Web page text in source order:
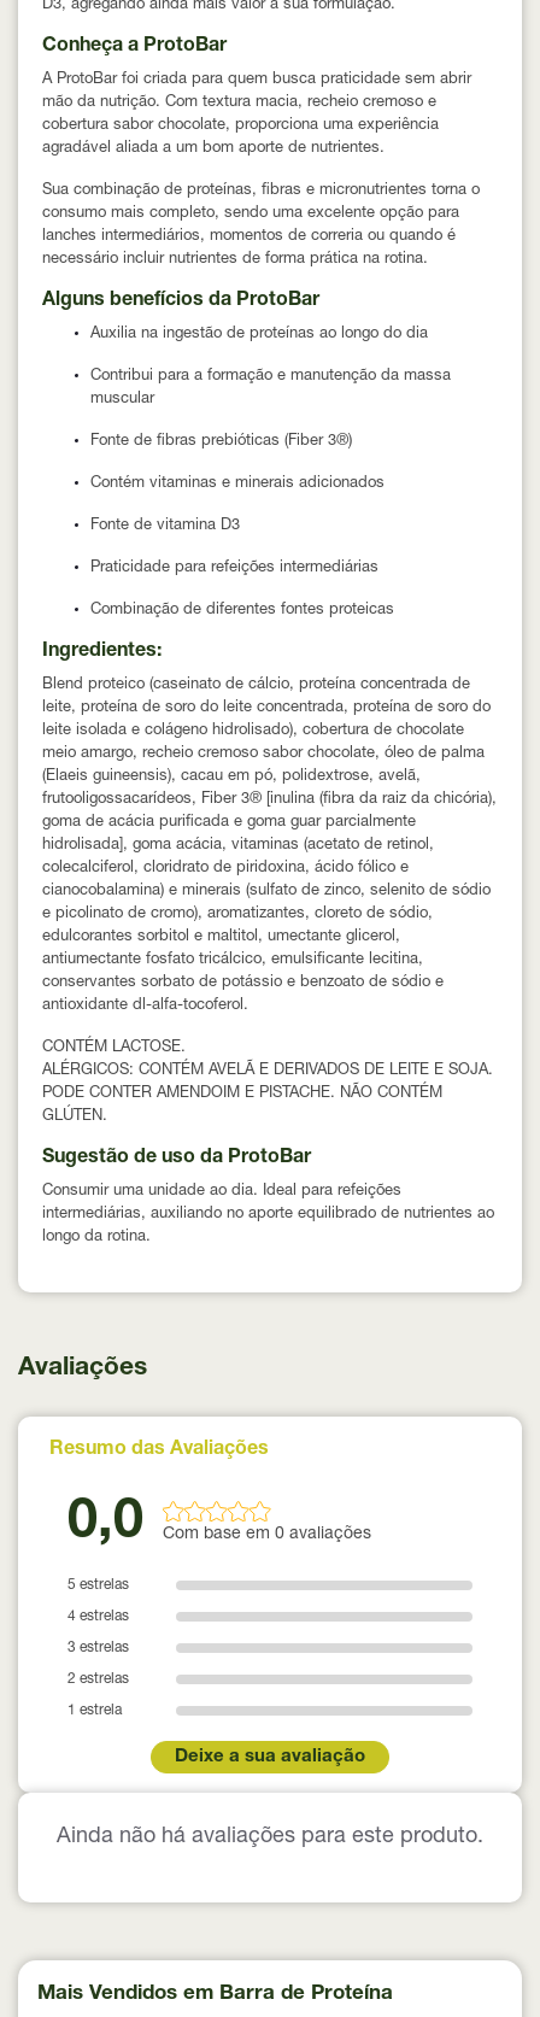
D3, agregando ainda mais valor à sua formulação.
Conheça a ProtoBar
A ProtoBar foi criada para quem busca praticidade sem abrir
mão da nutrição. Com textura macia, recheio cremoso e
cobertura sabor chocolate, proporciona uma experiência
agradável aliada a um bom aporte de nutrientes.
Sua combinação de proteínas, fibras e micronutrientes torna o
consumo mais completo, sendo uma excelente opção para
lanches intermediários, momentos de correria ou quando é
necessário incluir nutrientes de forma prática na rotina.
Alguns benefícios da ProtoBar
Auxilia na ingestão de proteínas ao longo do dia
Contribui para a formação e manutenção da massa
muscular
Fonte de fibras prebióticas (Fiber 3®)
Contém vitaminas e minerais adicionados
Fonte de vitamina D3
Praticidade para refeições intermediárias
Combinação de diferentes fontes proteicas
Ingredientes:
Blend proteico (caseinato de cálcio, proteína concentrada de
leite, proteína de soro do leite concentrada, proteína de soro do
leite isolada e colágeno hidrolisado), cobertura de chocolate
meio amargo, recheio cremoso sabor chocolate, óleo de palma
(Elaeis guineensis), cacau em pó, polidextrose, avelã,
frutooligossacarídeos, Fiber 3® [inulina (fibra da raiz da chicória),
goma de acácia purificada e goma guar parcialmente
hidrolisada], goma acácia, vitaminas (acetato de retinol,
colecalciferol, cloridrato de piridoxina, ácido fólico e
cianocobalamina) e minerais (sulfato de zinco, selenito de sódio
e picolinato de cromo), aromatizantes, cloreto de sódio,
edulcorantes sorbitol e maltitol, umectante glicerol,
antiumectante fosfato tricálcico, emulsificante lecitina,
conservantes sorbato de potássio e benzoato de sódio e
antioxidante dl-alfa-tocoferol.
CONTÉM LACTOSE.
ALÉRGICOS: CONTÉM AVELÃ E DERIVADOS DE LEITE E SOJA.
PODE CONTER AMENDOIM E PISTACHE. NÃO CONTÉM
GLÚTEN.
Sugestão de uso da ProtoBar
Consumir uma unidade ao dia. Ideal para refeições
intermediárias, auxiliando no aporte equilibrado de nutrientes ao
longo da rotina.
Avaliações
Resumo das Avaliações
0,0 Com base em 0 avaliações
5 estrelas
4 estrelas
3 estrelas
2 estrelas
1 estrela
Deixe a sua avaliação
Ainda não há avaliações para este produto.
Mais Vendidos em Barra de Proteína